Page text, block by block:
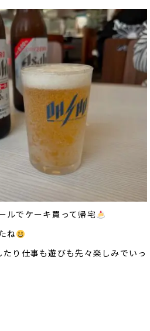
ルでケーキ買って帰宅
ね
り仕事も遊びも先々楽しみでいっ